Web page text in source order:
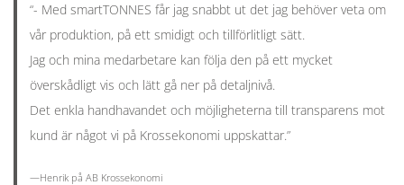
“- Med smartTONNES får jag snabbt ut det jag behöver veta om
vår produktion, på ett smidigt och tillförlitligt sätt.
Jag och mina medarbetare kan följa den på ett mycket
överskådligt vis och lätt gå ner på detaljnivå.
Det enkla handhavandet och möjligheterna till transparens mot
kund är något vi på Krossekonomi uppskattar.”
—Henrik på AB Krossekonomi